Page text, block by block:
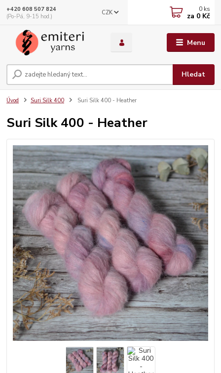
Menu
CZK
Hledat
+420 608 507 824
(Po-Pá, 9-15 hod.)
0 ks
za 0 Kč
Úvod Suri Silk 400 Suri Silk 400 - Heather
Suri Silk 400 - Heather